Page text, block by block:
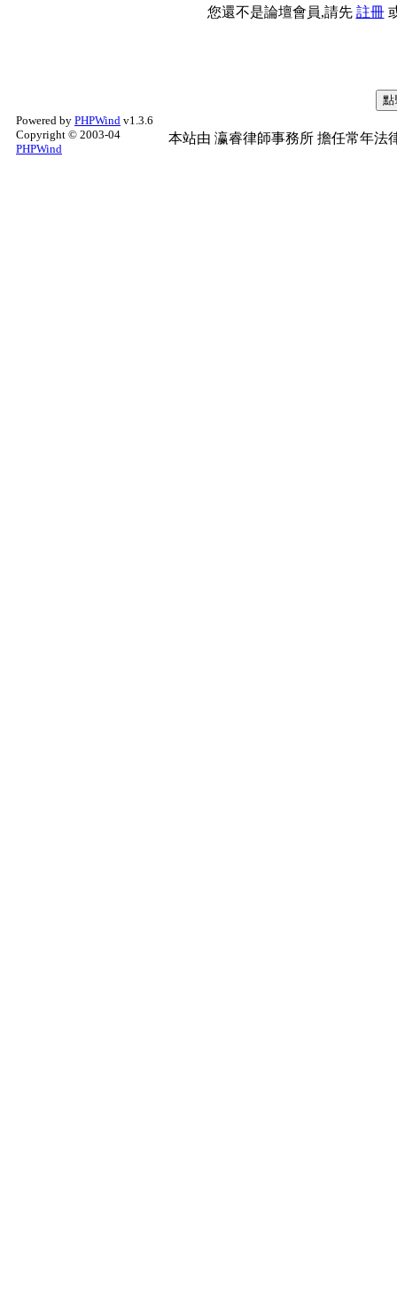
您還不是論壇會員,請先 註冊
Powered by PHPWind v1.3.6
Copyright © 2003-04
PHPWind
本站由 瀛睿律師事務所 擔任常年法